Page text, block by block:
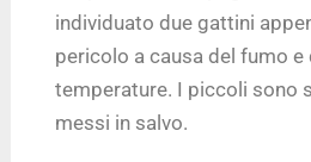
individuato due gattini
pericolo a causa del fumo e
temperature. I piccoli sono
messi in salvo.